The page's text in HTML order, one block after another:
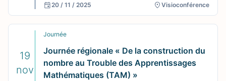
20 / 11 / 2025 Visioconférence
19
nov
Journée
Journée régionale « De la construction du
nombre au Trouble des Apprentissages
Mathématiques (TAM) »